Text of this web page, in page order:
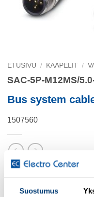
Suostumus
ETUSIVU / KAAPELIT /
SAC-5P-M12MS/
Bus system
1507560
Kirjaudu sisään